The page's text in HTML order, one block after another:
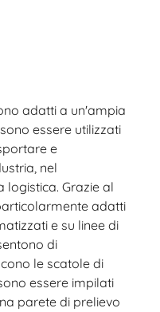
adatti a un'ampia
essere utilizzati
e
nel
logistica. Grazie al
adatti
e su linee di
di
le scatole di
essere impilati
parete di prelievo